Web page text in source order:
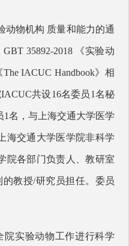
动物机构 质量和能力的通
35892-2018 《实验动
IACUC Handbook》相
共设16名委员1名秘
名，与上海交通大学医学
海交通大学医学院非科学
院各部门负责人、教研室
教授/研究员担任。委员
院实验动物工作进行科学